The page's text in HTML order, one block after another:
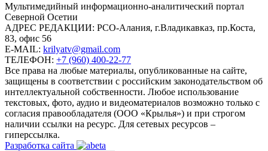
Mультимедийный информационно-аналитический портал
Северной Осетии
АДРЕС РЕДАКЦИИ: РСО-Алания, г.Владикавказ, пр.Коста,
83, офис 56
E-MAIL: krilyatv@gmail.com
ТЕЛЕФОН: +7 (960) 400-22-77
Все права на любые материалы, опубликованные на сайте,
защищены в соответствии с российским законодательством об
интеллектуальной собственности. Любое использование
текстовых, фото, аудио и видеоматериалов возможно только с
согласия правообладателя (ООО «Крылья») и при строгом
наличии ссылки на ресурс. Для сетевых ресурсов –
гиперссылка.
Разработка сайта